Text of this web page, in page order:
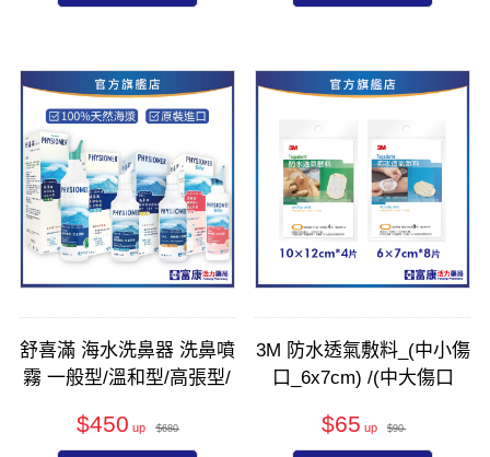
舒喜滿 海水洗鼻器 洗鼻噴
霧 一般型/溫和型/高張型/
過敏｜法國原裝｜嬰幼兒
$450 $680
3M 防水透氣敷料_(中小傷
口_6x7cm) /(中大傷口
$65 $90